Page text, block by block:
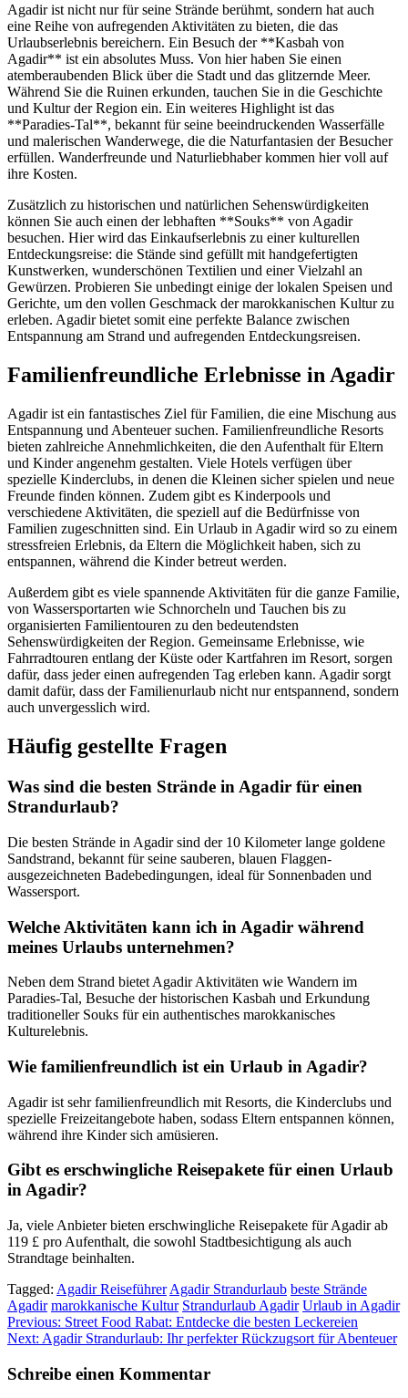
Agadir ist nicht nur für seine Strände berühmt, sondern hat auch
eine Reihe von aufregenden Aktivitäten zu bieten, die das
Urlaubserlebnis bereichern. Ein Besuch der **Kasbah von
Agadir** ist ein absolutes Muss. Von hier haben Sie einen
atemberaubenden Blick über die Stadt und das glitzernde Meer.
Während Sie die Ruinen erkunden, tauchen Sie in die Geschichte
und Kultur der Region ein. Ein weiteres Highlight ist das
**Paradies-Tal**, bekannt für seine beeindruckenden Wasserfälle
und malerischen Wanderwege, die die Naturfantasien der Besucher
erfüllen. Wanderfreunde und Naturliebhaber kommen hier voll auf
ihre Kosten.
Zusätzlich zu historischen und natürlichen Sehenswürdigkeiten
können Sie auch einen der lebhaften **Souks** von Agadir
besuchen. Hier wird das Einkaufserlebnis zu einer kulturellen
Entdeckungsreise: die Stände sind gefüllt mit handgefertigten
Kunstwerken, wunderschönen Textilien und einer Vielzahl an
Gewürzen. Probieren Sie unbedingt einige der lokalen Speisen und
Gerichte, um den vollen Geschmack der marokkanischen Kultur zu
erleben. Agadir bietet somit eine perfekte Balance zwischen
Entspannung am Strand und aufregenden Entdeckungsreisen.
Familienfreundliche Erlebnisse in Agadir
Agadir ist ein fantastisches Ziel für Familien, die eine Mischung aus
Entspannung und Abenteuer suchen. Familienfreundliche Resorts
bieten zahlreiche Annehmlichkeiten, die den Aufenthalt für Eltern
und Kinder angenehm gestalten. Viele Hotels verfügen über
spezielle Kinderclubs, in denen die Kleinen sicher spielen und neue
Freunde finden können. Zudem gibt es Kinderpools und
verschiedene Aktivitäten, die speziell auf die Bedürfnisse von
Familien zugeschnitten sind. Ein Urlaub in Agadir wird so zu einem
stressfreien Erlebnis, da Eltern die Möglichkeit haben, sich zu
entspannen, während die Kinder betreut werden.
Außerdem gibt es viele spannende Aktivitäten für die ganze Familie,
von Wassersportarten wie Schnorcheln und Tauchen bis zu
organisierten Familientouren zu den bedeutendsten
Sehenswürdigkeiten der Region. Gemeinsame Erlebnisse, wie
Fahrradtouren entlang der Küste oder Kartfahren im Resort, sorgen
dafür, dass jeder einen aufregenden Tag erleben kann. Agadir sorgt
damit dafür, dass der Familienurlaub nicht nur entspannend, sondern
auch unvergesslich wird.
Häufig gestellte Fragen
Was sind die besten Strände in Agadir für einen
Strandurlaub?
Die besten Strände in Agadir sind der 10 Kilometer lange goldene
Sandstrand, bekannt für seine sauberen, blauen Flaggen-
ausgezeichneten Badebedingungen, ideal für Sonnenbaden und
Wassersport.
Welche Aktivitäten kann ich in Agadir während
meines Urlaubs unternehmen?
Neben dem Strand bietet Agadir Aktivitäten wie Wandern im
Paradies-Tal, Besuche der historischen Kasbah und Erkundung
traditioneller Souks für ein authentisches marokkanisches
Kulturelebnis.
Wie familienfreundlich ist ein Urlaub in Agadir?
Agadir ist sehr familienfreundlich mit Resorts, die Kinderclubs und
spezielle Freizeitangebote haben, sodass Eltern entspannen können,
während ihre Kinder sich amüsieren.
Gibt es erschwingliche Reisepakete für einen Urlaub
in Agadir?
Ja, viele Anbieter bieten erschwingliche Reisepakete für Agadir ab
119 £ pro Aufenthalt, die sowohl Stadtbesichtigung als auch
Strandtage beinhalten.
Tagged: Agadir Reiseführer Agadir Strandurlaub beste Strände
Agadir marokkanische Kultur Strandurlaub Agadir Urlaub in Agadir
Beitragsnavigation
Previous: Street Food Rabat: Entdecke die besten Leckereien
Next: Agadir Strandurlaub: Ihr perfekter Rückzugsort für Abenteuer
Schreibe einen Kommentar